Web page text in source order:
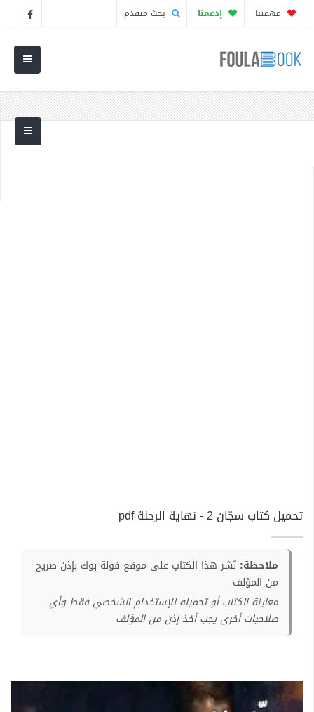
مهمتنا إدعمنا بحث متقدم
تحميل كتاب سجّان 2 - نهاية الرحلة pdf
ملاحظة: نُشر هذا الكتاب على موقع فولة بوك بإذن صريح
من المؤلف
معاينة الكتاب أو تحميله للإستخدام الشخصي فقط وأي
صلاحيات أخرى يجب أخذ إذن من المؤلف